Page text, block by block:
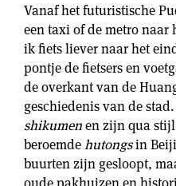
Vanaf het futuristische
een taxi of de metro
ik fiets liever naar het
pontje de fietsers en
de overkant van de
geschiedenis van de
shikumenen zijn qua
beroemdehutongsin
buurten zijn gesloopt,